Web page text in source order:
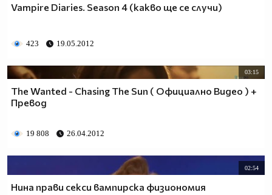
Vampire Diaries. Season 4 (какво ще се случи)
423 19.05.2012
03:15
The Wanted - Chasing The Sun ( Официално Видео ) +
Превод
19 808 26.04.2012
02:54
Нина прави секси вампирска физиономия